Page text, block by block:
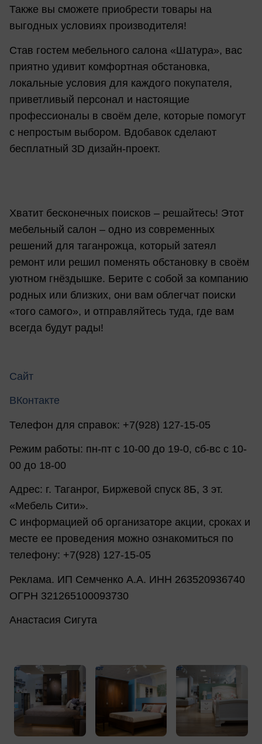
Также вы сможете приобрести товары на
выгодных условиях производителя!
Став гостем мебельного салона «Шатура», вас
приятно удивит комфортная обстановка,
локальные условия для каждого покупателя,
приветливый персонал и настоящие
профессионалы в своём деле, которые помогут
с непростым выбором. Вдобавок сделают
бесплатный 3D дизайн-проект.
Хватит бесконечных поисков – решайтесь! Этот
мебельный салон – одно из современных
решений для таганрожца, который затеял
ремонт или решил поменять обстановку в своём
уютном гнёздышке. Берите с собой за компанию
родных или близких, они вам облегчат поиски
«того самого», и отправляйтесь туда, где вам
всегда будут рады!
Сайт
ВКонтакте
Телефон для справок: +7(928) 127-15-05
Режим работы: пн-пт с 10-00 до 19-0, сб-вс с 10-
00 до 18-00
Адрес: г. Таганрог, Биржевой спуск 8Б, 3 эт.
«Мебель Сити».
С информацией об организаторе акции, сроках и
месте ее проведения можно ознакомиться по
телефону: +7(928) 127-15-05
Реклама. ИП Семченко А.А. ИНН 263520936740
ОГРН 321265100093730
Анастасия Сигута